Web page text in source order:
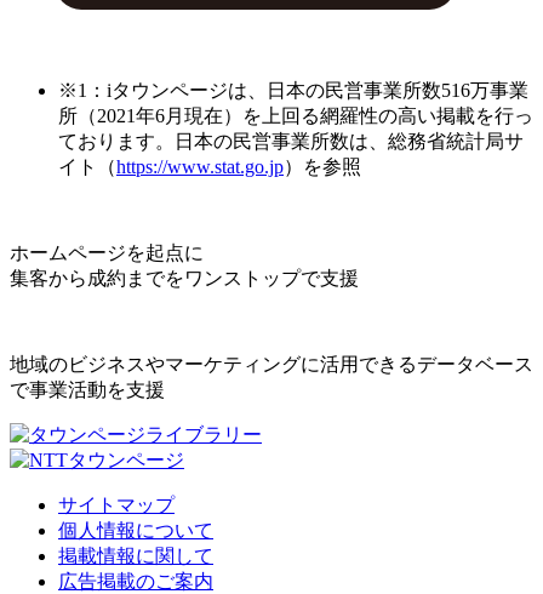
※1：iタウンページは、日本の民営事業所数516万事業
所（2021年6月現在）を上回る網羅性の高い掲載を行っ
ております。日本の民営事業所数は、総務省統計局サ
イト（https://www.stat.go.jp）を参照
ホームページを起点に
集客から成約までをワンストップで支援
地域のビジネスやマーケティングに活用できるデータベース
で事業活動を支援
サイトマップ
個人情報について
掲載情報に関して
広告掲載のご案内